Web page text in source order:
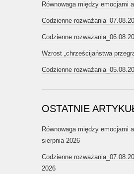
Równowaga między emocjami
Codzienne
Codzienne
Wzrost „chrześcijaństwa
Codzienne
OSTATNIE
Równowaga między emocjami
sierpnia 2026
Codzienne
2026